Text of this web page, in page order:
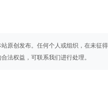
原创发布。任何个人或组织，在未征
法权益，可联系我们进行处理。